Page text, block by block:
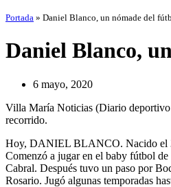
Portada » Daniel Blanco, un nómade del
Daniel Blanco,
6 mayo, 2020
Villa María Noticias (Diario deportivo
recorrido.
Hoy, DANIEL BLANCO. Nacido el
Comenzó a jugar en el baby fútbol
Cabral. Después tuvo un paso por
Rosario. Jugó algunas temporadas